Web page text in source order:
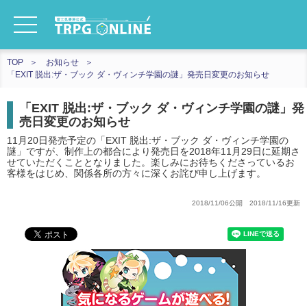
TOP
お知らせ
「EXIT 脱出:ザ・ブック ダ・ヴィンチ学園の謎」発売日変更のお知らせ
「EXIT 脱出:ザ・ブック ダ・ヴィンチ学園の謎」発
売日変更のお知らせ
11月20日発売予定の「EXIT 脱出:ザ・ブック ダ・ヴィンチ学園の
謎」ですが、制作上の都合により発売日を2018年11月29日に延期さ
せていただくこととなりました。楽しみにお待ちくださっているお
客様をはじめ、関係各所の方々に深くお詫び申し上げます。
2018/11/06公開 2018/11/16更新